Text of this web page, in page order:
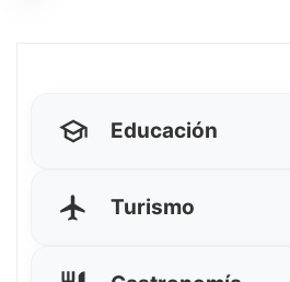
Educación
Turismo